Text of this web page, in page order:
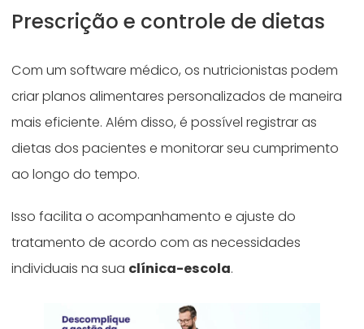
Prescrição e controle de dietas
Com um software médico, os nutricionistas podem
criar planos alimentares personalizados de maneira
mais eficiente. Além disso, é possível registrar as
dietas dos pacientes e monitorar seu cumprimento
ao longo do tempo.
Isso facilita o acompanhamento e ajuste do
tratamento de acordo com as necessidades
individuais na sua clínica-escola.